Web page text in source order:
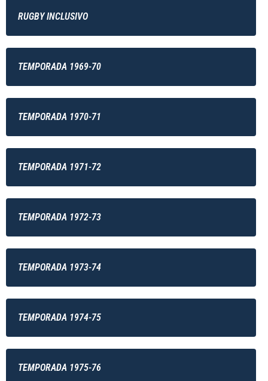
RUGBY INCLUSIVO
TEMPORADA 1969-70
TEMPORADA 1970-71
TEMPORADA 1971-72
TEMPORADA 1972-73
TEMPORADA 1973-74
TEMPORADA 1974-75
TEMPORADA 1975-76